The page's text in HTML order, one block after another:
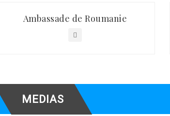
Ambassade de Roumanie
MEDIAS